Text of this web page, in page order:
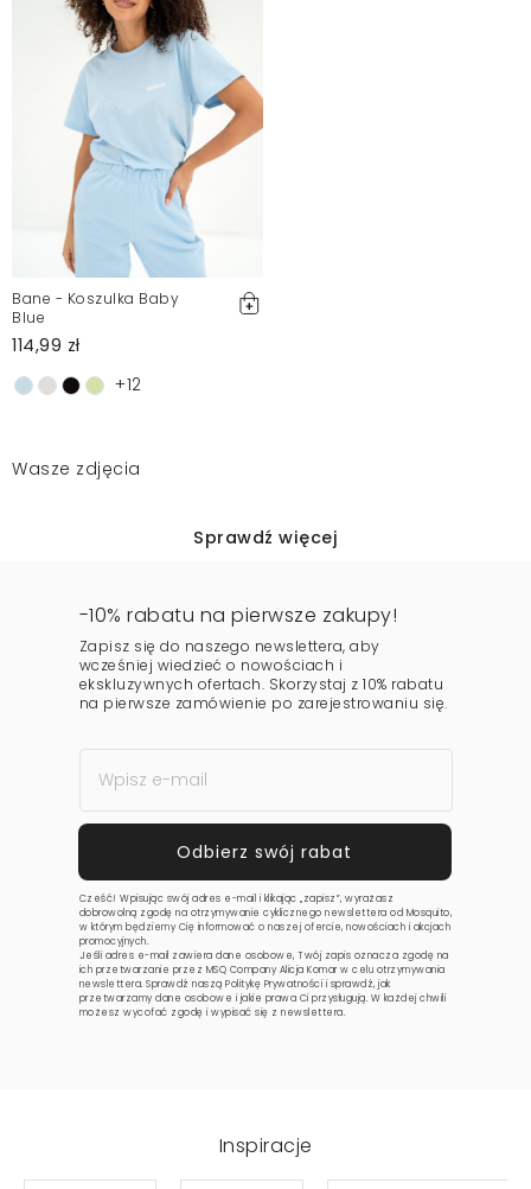
Bane - Koszulka Baby
Blue
114,99 zł
+12
Wasze zdjęcia
Sprawdź więcej
-10% rabatu na pierwsze zakupy!
Zapisz się do naszego newslettera, aby
wcześniej wiedzieć o nowościach i
ekskluzywnych ofertach. Skorzystaj z 10% rabatu
na pierwsze zamówienie po zarejestrowaniu się.
Cześć! Wpisując swój adres e-mail i klikając „zapisz”, wyrażasz
dobrowolną zgodę na otrzymywanie cyklicznego newslettera od Mosquito,
w którym będziemy Cię informować o naszej ofercie, nowościach i akcjach
promocyjnych.
Jeśli adres e-mail zawiera dane osobowe, Twój zapis oznacza zgodę na
ich przetwarzanie przez MSQ Company Alicja Komar w celu otrzymywania
newslettera. Sprawdź naszą Politykę Prywatnościi sprawdź, jak
przetwarzamy dane osobowe i jakie prawa Ci przysługują. W każdej chwili
możesz wycofać zgodę i wypisać się z newslettera.
Inspiracje